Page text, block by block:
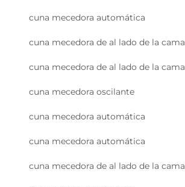
cuna mecedora automática
cuna mecedora de al lado de la cama
cuna mecedora de al lado de la cama
cuna mecedora oscilante
cuna mecedora automática
cuna mecedora automática
cuna mecedora de al lado de la cama